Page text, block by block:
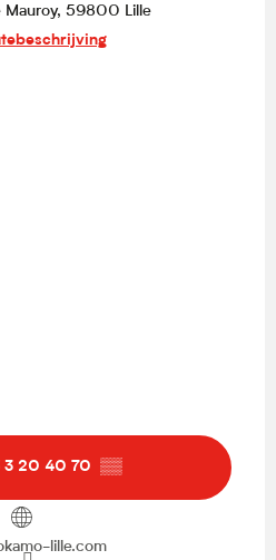
Mauroy, 59800 Lille
3 20 40 70 ▒▒
lille.com